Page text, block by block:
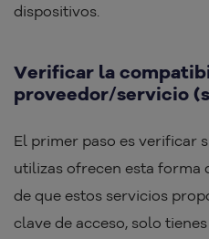
dispositivos.
Verificar la
proveedor/servicio
El primer paso es verificar
utilizas ofrecen esta forma
de que estos servicios
clave de acceso, solo